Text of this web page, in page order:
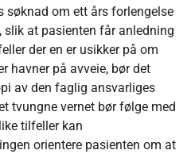
søknad om ett års forlengelse
at pasienten får anledning
der en er usikker på om
havner på avveie, bør det
av den faglig ansvarliges
tvungne vernet bør følge med
tilfeller kan
orientere pasienten om at